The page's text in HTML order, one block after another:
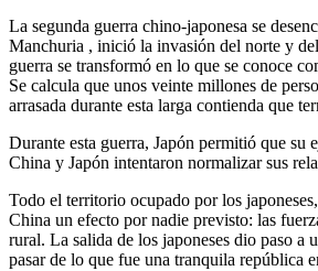
La segunda guerra chino-japonesa se
Manchuria , inició la invasión del norte y
guerra se transformó en lo que se conoce
Se calcula que unos veinte millones de
arrasada durante esta larga contienda que
Durante esta guerra, Japón permitió que su
China y Japón intentaron normalizar sus
Todo el territorio ocupado por los
China un efecto por nadie previsto: las
rural. La salida de los japoneses dio paso
pasar de lo que fue una tranquila república